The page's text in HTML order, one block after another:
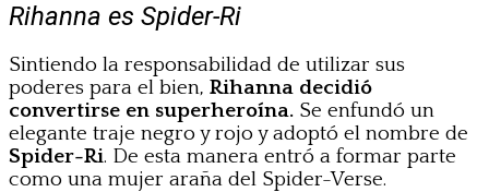
Rihanna es Spider-Ri
Sintiendo la responsabilidad de utilizar sus
poderes para el bien, Rihanna decidió
convertirse en superheroína. Se enfundó un
elegante traje negro y rojo y adoptó el nombre de
Spider-Ri. De esta manera entró a formar parte
como una mujer araña del Spider-Verse.